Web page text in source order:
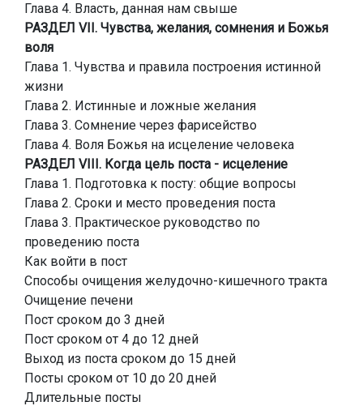
Глава 4. Власть, данная нам свыше
РАЗДЕЛ VII. Чувства, желания, сомнения и Божья
воля
Глава 1. Чувства и правила построения истинной
жизни
Глава 2. Истинные и ложные желания
Глава 3. Сомнение через фарисейство
Глава 4. Воля Божья на исцеление человека
РАЗДЕЛ VIII. Когда цель поста - исцеление
Глава 1. Подготовка к посту: общие вопросы
Глава 2. Сроки и место проведения поста
Глава 3. Практическое руководство по
проведению поста
Как войти в пост
Способы очищения желудочно-кишечного тракта
Очищение печени
Пост сроком до 3 дней
Пост сроком от 4 до 12 дней
Выход из поста сроком до 15 дней
Посты сроком от 10 до 20 дней
Длительные посты